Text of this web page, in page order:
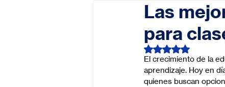
Las
para
Obtuvo NaN de 5
El crecimiento de la
aprendizaje. Hoy en
quienes buscan